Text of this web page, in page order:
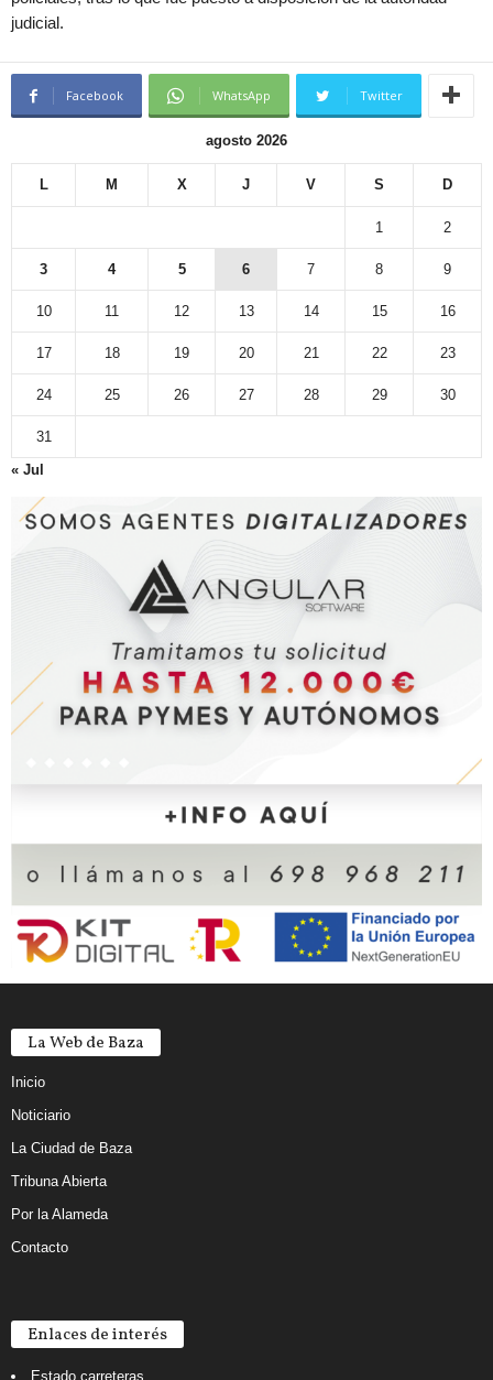
judicial.
Facebook WhatsApp Twitter
agosto 2026
L M X J V S D
1 2
3 4 5 6 7 8 9
10 11 12 13 14 15 16
17 18 19 20 21 22 23
24 25 26 27 28 29 30
31
« Jul
La Web de Baza
Inicio
Noticiario
La Ciudad de Baza
Tribuna Abierta
Por la Alameda
Contacto
Enlaces de interés
Estado carreteras